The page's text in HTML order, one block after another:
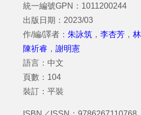
統一編號GPN：1011200244
出版日期：2023/03
作/編/譯者： 朱詠筑 ， 李杏芳 ，
陳祈睿 ， 謝明憲
語言：中文
頁數：104
裝訂：平裝